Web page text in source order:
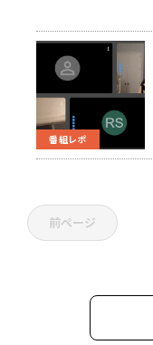
番組レポ
前ページ